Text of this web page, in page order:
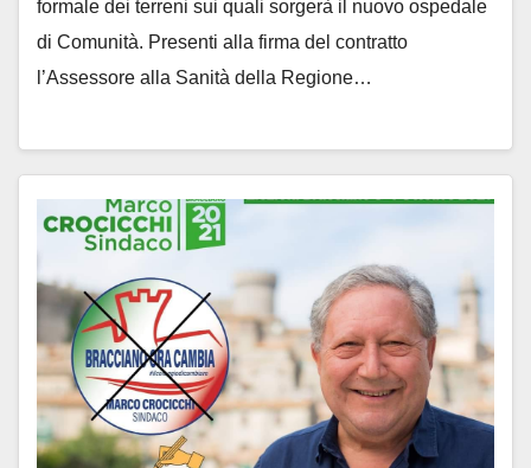
formale dei terreni sui quali sorgerà il nuovo ospedale
di Comunità. Presenti alla firma del contratto
l’Assessore alla Sanità della Regione…